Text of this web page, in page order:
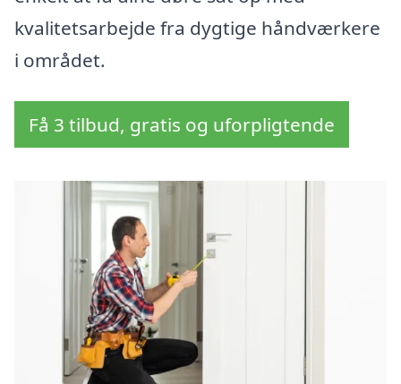
kvalitetsarbejde fra dygtige håndværkere
i området.
Få 3 tilbud, gratis og uforpligtende